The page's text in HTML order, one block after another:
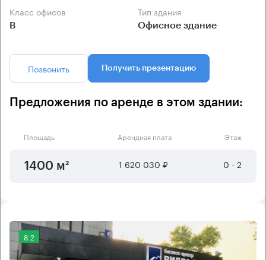
Класс офисов
B
Тип здания
Офисное здание
Позвонить Получить презентацию
Предложения по аренде в этом здании:
Площадь Арендная плата Этаж
1400 м² 1 620 030 ₽ 0 - 2
8.2